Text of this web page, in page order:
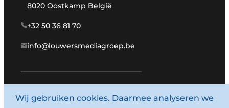
8020 Oostkamp België
+32 50 36 81 70
info@louwersmediagroep.be
www.louwersmediagroep.com
Wij gebruiken cookies. Daarmee analyseren we